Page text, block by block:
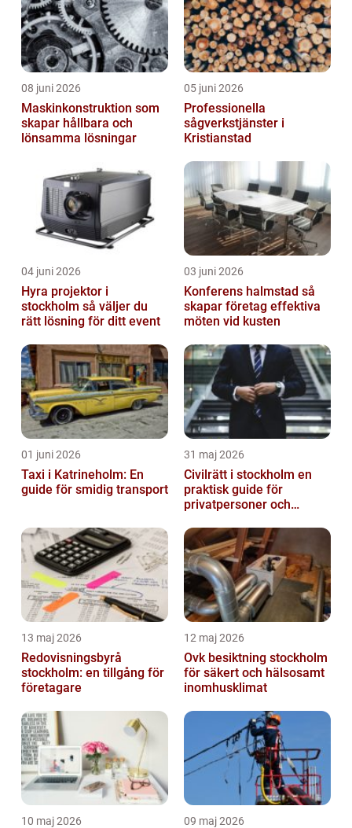
08 juni 2026
Maskinkonstruktion som
skapar hållbara och
lönsamma lösningar
05 juni 2026
Professionella
sågverkstjänster i
Kristianstad
04 juni 2026
Hyra projektor i
stockholm så väljer du
rätt lösning för ditt event
03 juni 2026
Konferens halmstad så
skapar företag effektiva
möten vid kusten
01 juni 2026
Taxi i Katrineholm: En
guide för smidig transport
31 maj 2026
Civilrätt i stockholm en
praktisk guide för
privatpersoner och
13 maj 2026
Redovisningsbyrå
stockholm: en tillgång för
företagare
12 maj 2026
Ovk besiktning stockholm
för säkert och hälsosamt
inomhusklimat
10 maj 2026 09 maj 2026